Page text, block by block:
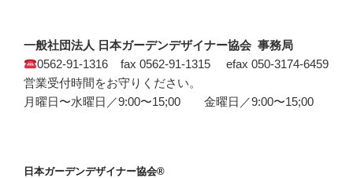
一般社団法人 日本ガーデンデザイナー協会 事務局
0562-91-1316 fax 0562-91-1315 efax 050-3174-6459
営業受付時間をお守りください。
月曜日〜水曜日／9:00〜15;00 金曜日／9:00〜15;00
日本ガーデンデザイナー協会®